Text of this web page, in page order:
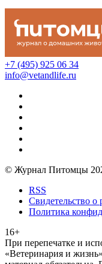
+7 (495) 925 06 34
info@vetandlife.ru
© Журнал Питомцы
RSS
Свидетельство
Политика
16+
При перепечатке и
«Ветеринария и